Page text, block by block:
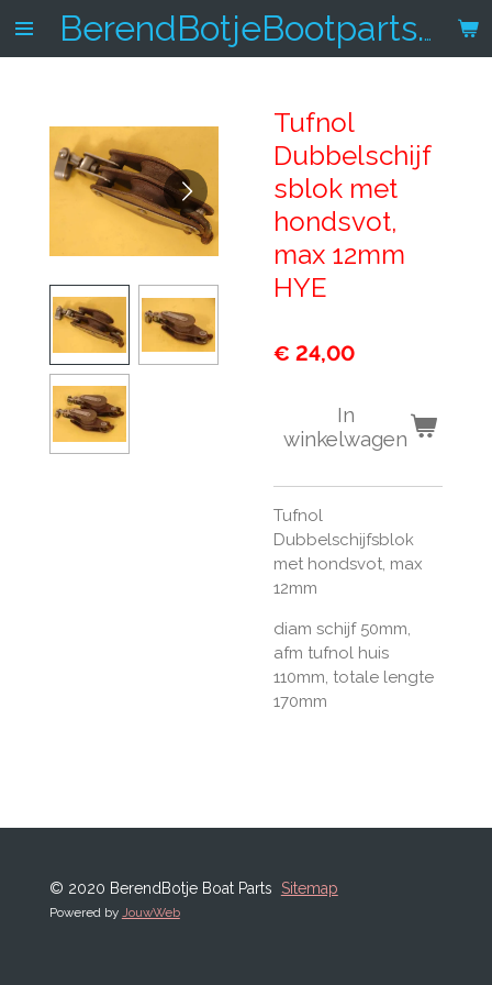
Ga
BerendBotjeBootparts.nl
Tufnol
Dubbelschijf
sblok met
hondsvot,
max 12mm
HYE
€ 24,00
In
winkelwagen
Tufnol
Dubbelschijfsblok
met hondsvot, max
12mm
diam schijf 50mm,
afm tufnol huis
110mm, totale lengte
170mm
© 2020 BerendBotje Boat Parts Sitemap
Powered by JouwWeb